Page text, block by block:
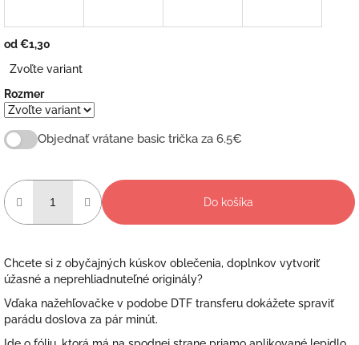
od€1,30
cena:
Zvoľte variant
Rozmer
Objednať vrátane basic trička za 6.5€
Do košíka
Chcete si z obyčajných kúskov oblečenia, doplnkov vytvoriť
úžasné a neprehliadnuteľné originály?
Vďaka nažehľovačke v podobe DTF transferu dokážete spraviť
parádu doslova za pár minút.